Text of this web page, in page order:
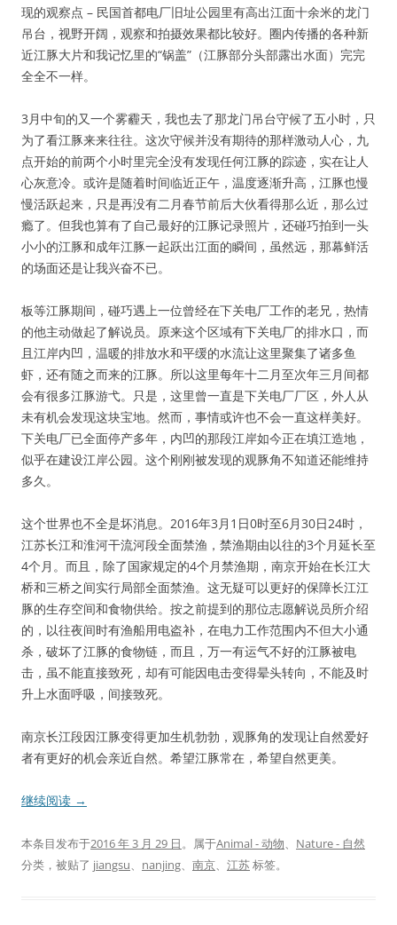
现的观察点 – 民国首都电厂旧址公园里有高出江面十余米的龙门
吊台，视野开阔，观察和拍摄效果都比较好。圈内传播的各种新
近江豚大片和我记忆里的“锅盖”（江豚部分头部露出水面）完完
全全不一样。
3月中旬的又一个雾霾天，我也去了那龙门吊台守候了五小时，只
为了看江豚来来往往。这次守候并没有期待的那样激动人心，九
点开始的前两个小时里完全没有发现任何江豚的踪迹，实在让人
心灰意冷。或许是随着时间临近正午，温度逐渐升高，江豚也慢
慢活跃起来，只是再没有二月春节前后大伙看得那么近，那么过
瘾了。但我也算有了自己最好的江豚记录照片，还碰巧拍到一头
小小的江豚和成年江豚一起跃出江面的瞬间，虽然远，那幕鲜活
的场面还是让我兴奋不已。
板等江豚期间，碰巧遇上一位曾经在下关电厂工作的老兄，热情
的他主动做起了解说员。原来这个区域有下关电厂的排水口，而
且江岸内凹，温暖的排放水和平缓的水流让这里聚集了诸多鱼
虾，还有随之而来的江豚。所以这里每年十二月至次年三月间都
会有很多江豚游弋。只是，这里曾一直是下关电厂厂区，外人从
未有机会发现这块宝地。然而，事情或许也不会一直这样美好。
下关电厂已全面停产多年，内凹的那段江岸如今正在填江造地，
似乎在建设江岸公园。这个刚刚被发现的观豚角不知道还能维持
多久。
这个世界也不全是坏消息。2016年3月1日0时至6月30日24时，
江苏长江和淮河干流河段全面禁渔，禁渔期由以往的3个月延长至
4个月。而且，除了国家规定的4个月禁渔期，南京开始在长江大
桥和三桥之间实行局部全面禁渔。这无疑可以更好的保障长江江
豚的生存空间和食物供给。按之前提到的那位志愿解说员所介绍
的，以往夜间时有渔船用电盗补，在电力工作范围内不但大小通
杀，破坏了江豚的食物链，而且，万一有运气不好的江豚被电
击，虽不能直接致死，却有可能因电击变得晕头转向，不能及时
升上水面呼吸，间接致死。
南京长江段因江豚变得更加生机勃勃，观豚角的发现让自然爱好
者有更好的机会亲近自然。希望江豚常在，希望自然更美。
继续阅读 →
本条目发布于2016 年 3 月 29 日。属于Animal - 动物、 Nature - 自然
分类，被贴了 jiangsu、 nanjing、 南京、 江苏标签。